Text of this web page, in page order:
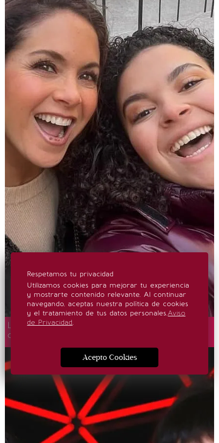
Lucero revela por qué no quiere hacer una
canción con su hija Lucero Mijares
Respetamos tu privacidad
Utilizamos cookies para mejorar tu experiencia
y mostrarte contenido relevante. Al continuar
navegando, aceptas nuestra política de cookies
y el tratamiento de tus datos personales.Aviso
de Privacidad.
Acepto Cookies